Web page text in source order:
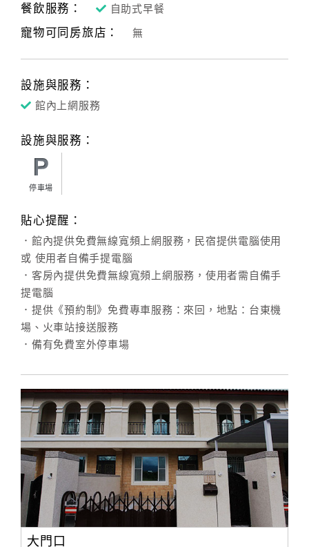
Q&A
卡
訂
據
合
提
作
廠
商
合
作
餐飲服務：
自助式早餐
寵物可同房旅店： 無
設施與服務：
館內上網服務
設施與服務：
停車場
貼心提醒：
．館內提供免費無線寬頻上網服務，民宿提供電腦使用
或 使用者自備手提電腦
．客房內提供免費無線寬頻上網服務，使用者需自備手
提電腦
．提供《預約制》免費專車服務：來回，地點：台東機
場、火車站接送服務
．備有免費室外停車場
大門口